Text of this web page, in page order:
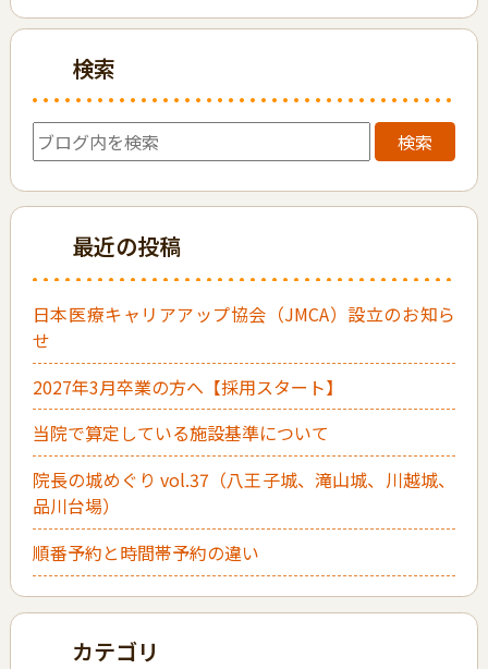
検索
検索
最近の投稿
日本医療キャリアアップ協会（JMCA）設立のお知ら
せ
2027年3月卒業の方へ【採用スタート】
当院で算定している施設基準について
院長の城めぐり vol.37（八王子城、滝山城、川越城、
品川台場）
順番予約と時間帯予約の違い
カテゴリ